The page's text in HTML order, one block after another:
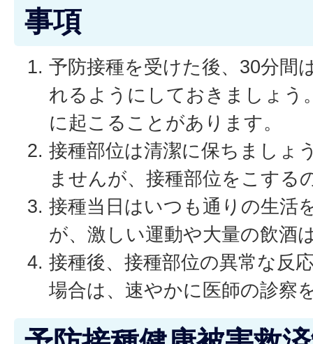
事項
予防接種を受けた後、30分間
れるようにしておきましょう
に起こることがあります。
接種部位は清潔に保ちましょ
ませんが、接種部位をこする
接種当日はいつも通りの生活
が、激しい運動や大量の飲酒
接種後、接種部位の異常な反
場合は、速やかに医師の診察